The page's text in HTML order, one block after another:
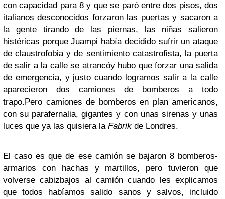
con capacidad para 8 y que se paró entre dos pisos, dos
italianos desconocidos forzaron las puertas y sacaron a
la gente tirando de las piernas, las niñas salieron
histéricas porque Juampi había decidido sufrir un ataque
de claustrofobia y de sentimiento catastrofista, la puerta
de salir a la calle se atrancóy hubo que forzar una salida
de emergencia, y justo cuando logramos salir a la calle
aparecieron dos camiones de bomberos a todo
trapo.Pero camiones de bomberos en plan americanos,
con su parafernalia, gigantes y con unas sirenas y unas
luces que ya las quisiera la Fabrik de Londres.
El caso es que de ese camión se bajaron 8 bomberos-
armarios con hachas y martillos, pero tuvieron que
volverse cabizbajos al camión cuando les explicamos
que todos habíamos salido sanos y salvos, incluido